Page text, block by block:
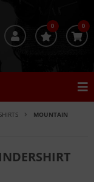
0 0
SHIRTS
MOUNTAIN